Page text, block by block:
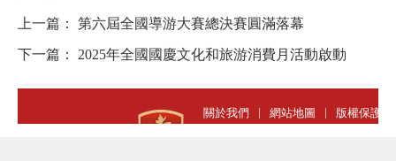
上一篇： 第六屆全國導游大賽總決賽圓滿落幕
下一篇： 2025年全國國慶文化和旅游消費月活動啟動